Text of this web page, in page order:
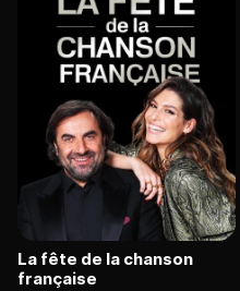
La fête de la chanson
française